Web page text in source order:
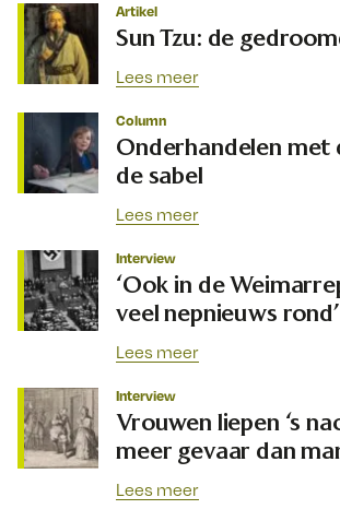
Artikel
Sun Tzu: de
Lees meer
Column
Onderhandelen met
de sabel
Lees meer
Interview
‘Ook in de
veel nepnieuws rond’
Lees meer
Interview
Vrouwen liepen ‘s
meer gevaar dan
Lees meer